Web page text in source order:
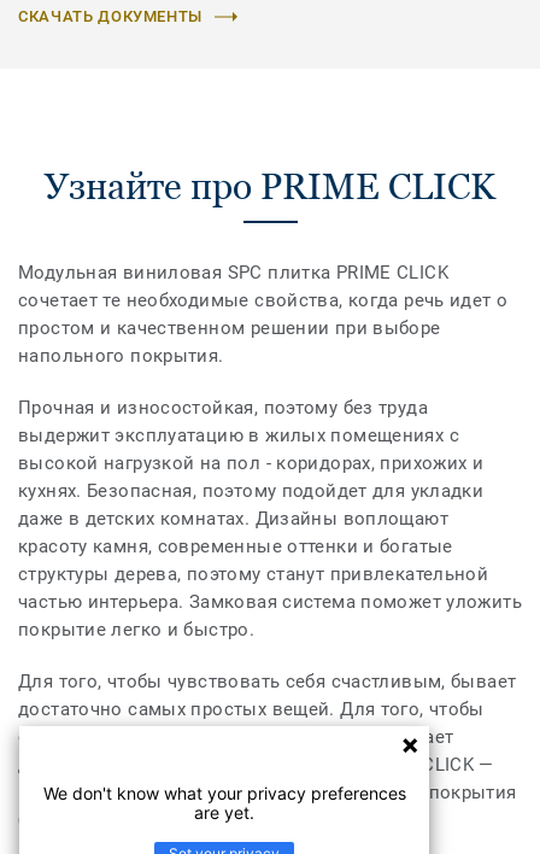
СКАЧАТЬ ДОКУМЕНТЫ
Узнайте про PRIME CLICK
Модульная виниловая SPC плитка PRIME CLICK
сочетает те необходимые свойства, когда речь идет о
простом и качественном решении при выборе
напольного покрытия.
Прочная и износостойкая, поэтому без труда
выдержит эксплуатацию в жилых помещениях с
высокой нагрузкой на пол - коридорах, прихожих и
кухнях. Безопасная, поэтому подойдет для укладки
даже в детских комнатах. Дизайны воплощают
красоту камня, современные оттенки и богатые
структуры дерева, поэтому станут привлекательной
частью интерьера. Замковая система поможет уложить
покрытие легко и быстро.
Для того, чтобы чувствовать себя счастливым, бывает
достаточно самых простых вещей. Для того, чтобы
создать комфортную атмосферу в доме, бывает
достаточно самых простых решений. PRIME CLICK —
просто наслаждаетесь красотой напольного покрытия
без усилий!
We don't know what your privacy preferences
are yet.